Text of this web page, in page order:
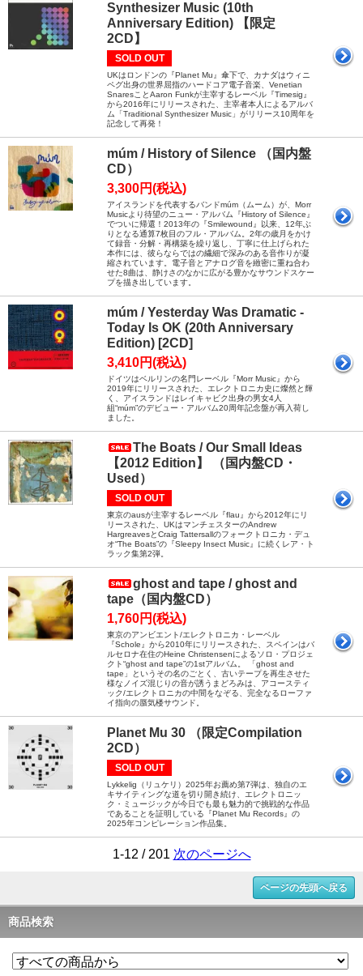
Synthesizer Music (10th
Anniversary Edition) 【限定
2CD】
SOLD OUT
UKはロンドンの『Planet Mu』傘下で、カナダはウィニ
ペグ出身の世界屈指のハードコア電子音楽、Venetian
SnaresことAaron Funkが主宰するレーベル『Timesig』
から2016年にリリースされた、主宰者本人によるアルバ
ム「Traditional Synthesizer Music」がリリース10周年を
記念して再発！
múm / History of Silence （国内盤
CD）
3,300円(税込)
アイスランドを代表するバンドmúm（ムーム）が、Morr
Musicより待望のニュー・アルバム『History of Silence』
でついに帰還！2013年の『Smilewound』以来、12年ぶ
りとなる通算7枚目のフル・アルバム。2年の歳月をかけ
て録音・分解・再構築を繰り返し、丁寧に仕上げられた
本作には、彼らならではの繊細で深みのある音作りが凝
縮されています。電子音とアナログ音を緻密に重ね合わ
せた8曲は、静けさのなかに広がる豊かなサウンドスケー
プを描き出しています。
múm / Yesterday Was Dramatic -
Today Is OK (20th Anniversary
Edition) [2CD]
3,410円(税込)
ドイツはベルリンの名門レーベル『Morr Music』から
2019年にリリースされた、エレクトロニカ史に燦然と輝
く、アイスランドはレイキャビク出身の男女4人
組“múm”のデビュー・アルバム20周年記念盤が再入荷し
ました。
The Boats / Our Small Ideas
【2012 Edition】 （国内盤CD・
Used）
SOLD OUT
東京のausが主宰するレーベル『flau』から2012年にリ
リースされた、UKはマンチェスターのAndrew
HargreavesとCraig Tattersallのフォークトロニカ・デュ
オ“The Boats”の『Sleepy Insect Music』に続くレア・ト
ラック集第2弾。
ghost and tape / ghost and
tape（国内盤CD）
1,760円(税込)
東京のアンビエント/エレクトロニカ・レーベル
『Schole』から2010年にリリースされた、スペインはバ
ルセロナ在住のHeine Christensenによるソロ・プロジェ
クト“ghost and tape”の1stアルバム。 「ghost and
tape」というその名のごとく、古いテープを再生させた
様なノイズ混じりの音が誘うまどろみは、アコースティ
ック/エレクトロニカの中間をなぞる、完全なるローファ
イ指向の蜃気楼サウンド。
Planet Mu 30 （限定Compilation
2CD）
SOLD OUT
Lykkelig（リュケリ）2025年お薦め第7弾は、独自のエ
キサイティングな道を切り開き続け、エレクトロニッ
ク・ミュージックが今日でも最も魅力的で挑戦的な作品
であることを証明している『Planet Mu Records』の
2025年コンピレーション作品集。
1-12 / 201 次のページへ
ページの先頭へ戻る
商品検索